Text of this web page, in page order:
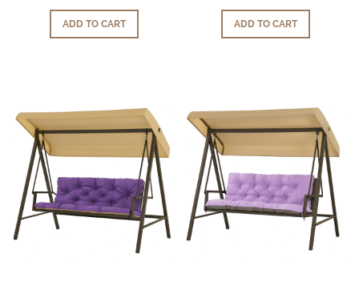
ADD TO CART ADD TO CART